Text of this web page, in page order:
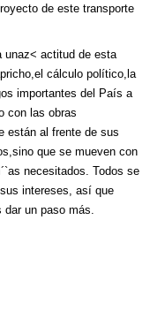
de este transporte
unaz< actitud de esta
cálculo político,la
importantes del País a
con las obras
están al frente de sus
que se mueven con
necesitados. Todos se
intereses, así que
un paso más.